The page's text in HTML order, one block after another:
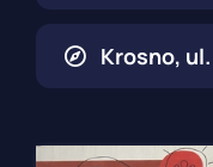
Krosno,